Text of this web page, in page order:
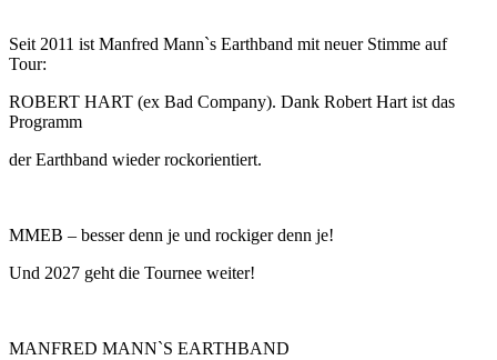
Seit 2011 ist Manfred Mann`s Earthband mit neuer Stimme auf
Tour:
ROBERT HART (ex Bad Company). Dank Robert Hart ist das
Programm
der Earthband wieder rockorientiert.
MMEB – besser denn je und rockiger denn je!
Und 2027 geht die Tournee weiter!
MANFRED MANN`S EARTHBAND